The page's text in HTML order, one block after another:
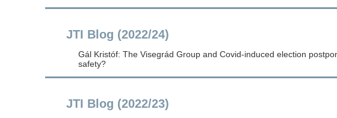
JTI Blog (2022/24)
Gál Kristóf: The Visegrád Group and Covid-induced election
safety?
JTI Blog (2022/23)